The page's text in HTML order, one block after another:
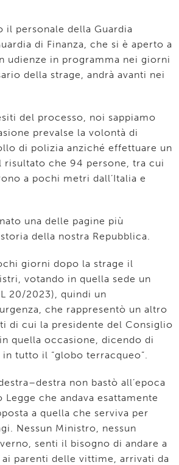
il personale della Guardia
di Finanza, che si è aperto a
udienze in programma nei giorni
della strage, andrà avanti nei
del processo, noi sappiamo
prevalse la volontà di
di polizia anziché effettuare un
risultato che 94 persone, tra cui
a pochi metri dall’Italia e
una delle pagine più
della nostra Repubblica.
giorni dopo la strage il
votando in quella sede un
20/2023), quindi un
che rappresentò un altro
di cui la presidente del Consiglio
quella occasione, dicendo di
tutto il “globo terracqueo”.
non bastò all’epoca
che andava esattamente
a quella che serviva per
Nessun Ministro, nessun
senti il bisogno di andare a
parenti delle vittime, arrivati da